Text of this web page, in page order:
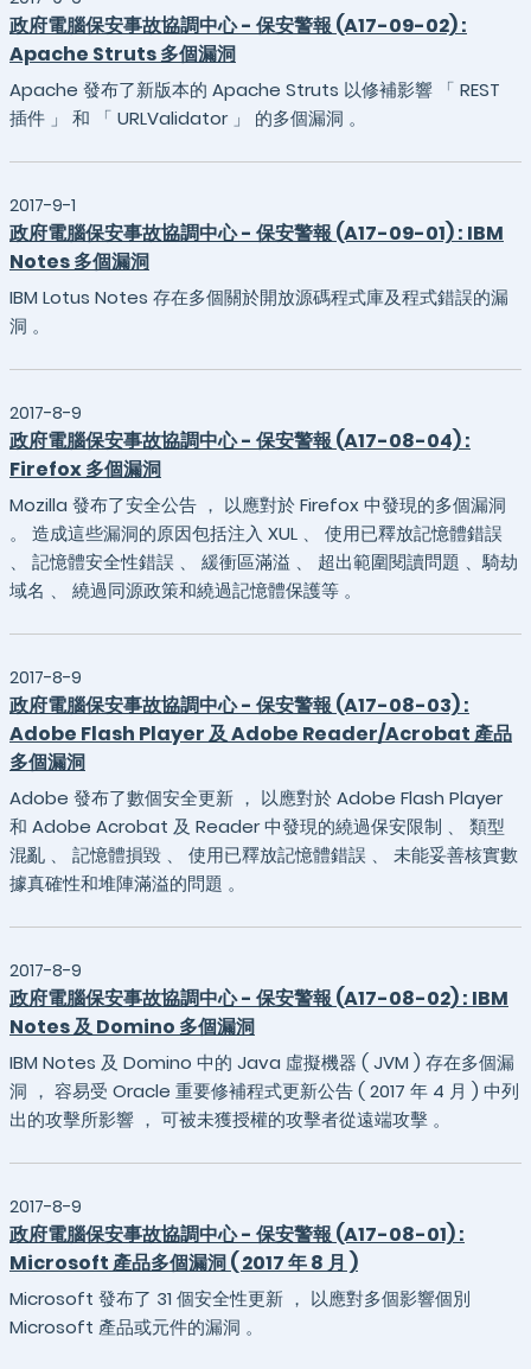
政府電腦保安事故協調中心 - 保安警報 (A17-09-02) :
Apache Struts 多個漏洞
Apache 發布了新版本的 Apache Struts 以修補影響 「 REST
插件 」 和 「 URLValidator 」 的多個漏洞 。
2017-9-1
政府電腦保安事故協調中心 - 保安警報 (A17-09-01) : IBM
Notes 多個漏洞
IBM Lotus Notes 存在多個關於開放源碼程式庫及程式錯誤的漏
洞 。
2017-8-9
政府電腦保安事故協調中心 - 保安警報 (A17-08-04) :
Firefox 多個漏洞
Mozilla 發布了安全公告 ， 以應對於 Firefox 中發現的多個漏洞
。 造成這些漏洞的原因包括注入 XUL 、 使用已釋放記憶體錯誤
、 記憶體安全性錯誤 、 緩衝區滿溢 、 超出範圍閱讀問題 、騎劫
域名 、 繞過同源政策和繞過記憶體保護等 。
2017-8-9
政府電腦保安事故協調中心 - 保安警報 (A17-08-03) :
Adobe Flash Player 及 Adobe Reader/Acrobat 產品
多個漏洞
Adobe 發布了數個安全更新 ， 以應對於 Adobe Flash Player
和 Adobe Acrobat 及 Reader 中發現的繞過保安限制 、 類型
混亂 、 記憶體損毀 、 使用已釋放記憶體錯誤 、 未能妥善核實數
據真確性和堆陣滿溢的問題 。
2017-8-9
政府電腦保安事故協調中心 - 保安警報 (A17-08-02) : IBM
Notes 及 Domino 多個漏洞
IBM Notes 及 Domino 中的 Java 虛擬機器 ( JVM ) 存在多個漏
洞 ， 容易受 Oracle 重要修補程式更新公告 ( 2017 年 4 月 ) 中列
出的攻擊所影響 ， 可被未獲授權的攻擊者從遠端攻擊 。
2017-8-9
政府電腦保安事故協調中心 - 保安警報 (A17-08-01) :
Microsoft 產品多個漏洞 ( 2017 年 8 月 )
Microsoft 發布了 31 個安全性更新 ， 以應對多個影響個別
Microsoft 產品或元件的漏洞 。